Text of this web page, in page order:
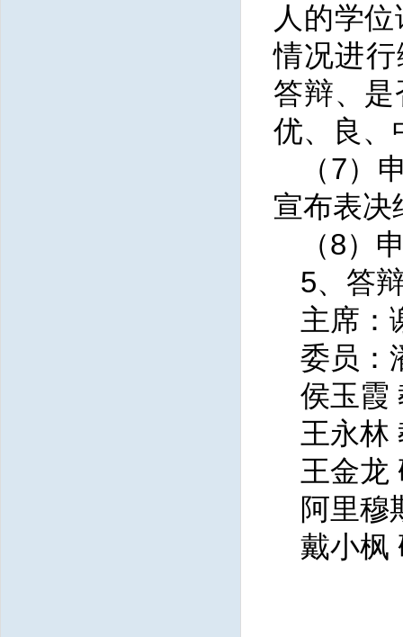
人的学位
情况进
答辩、
优、良、
（7）
宣布表决
（8）
5、答
主席：
委员：
侯玉霞
王永林
王金龙
阿里穆
戴小枫